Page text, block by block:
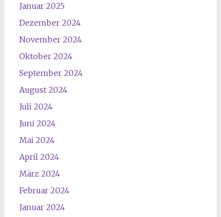
Januar 2025
Dezember 2024
November 2024
Oktober 2024
September 2024
August 2024
Juli 2024
Juni 2024
Mai 2024
April 2024
März 2024
Februar 2024
Januar 2024